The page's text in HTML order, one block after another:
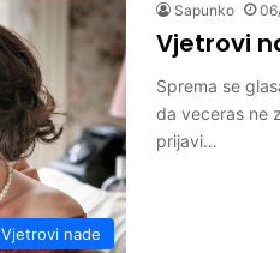
Vjetrovi nade
Sapunko
Vjetrovi
Sprema se
da veceras ne
prijavi…